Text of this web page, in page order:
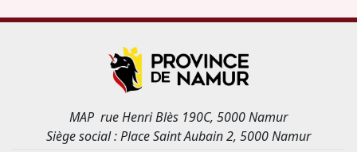
MAP rue Henri Blès 190C, 5000 Namur
Siège social : Place Saint Aubain 2, 5000 Namur